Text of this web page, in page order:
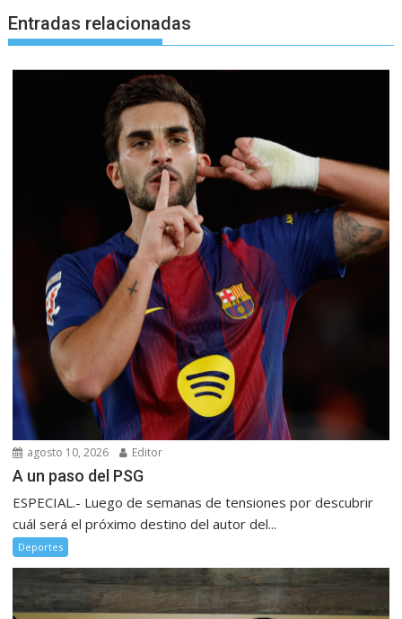
Entradas relacionadas
agosto 10, 2026 Editor
A un paso del PSG
ESPECIAL.- Luego de semanas de tensiones por descubrir
cuál será el próximo destino del autor del...
Deportes